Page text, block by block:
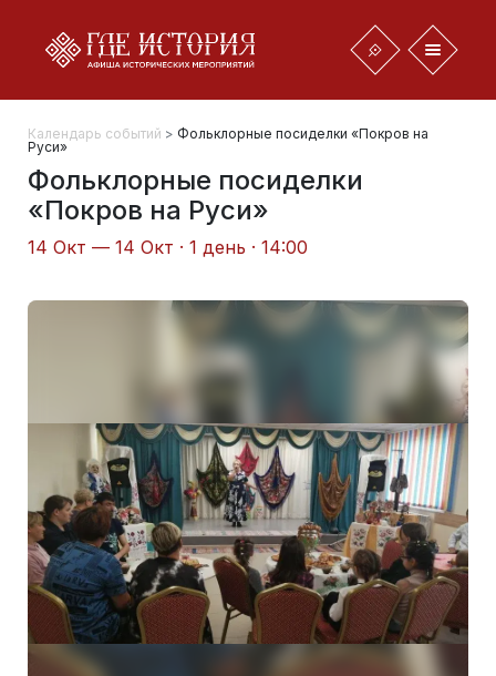
Календарь событий > Фольклорные посиделки «Покров на
Руси»
Фольклорные посиделки
«Покров на Руси»
14 Окт — 14 Окт · 1 день · 14:00